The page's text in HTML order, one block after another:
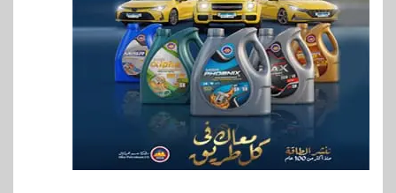
7 اخبار
RAKICT تعلن عن شراكة
استراتيجية مع MCS لإطلاق
محفظة التدريب الرسمية
لكاسبرسكي
8